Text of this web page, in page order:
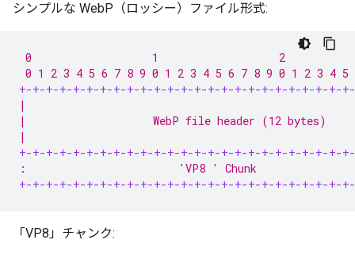
シンプルな WebP（ロッシー）ファイル形式:
0                   1                   2
0 1 2 3 4 5 6 7 8 9 0 1 2 3 4 5 6 7 8 9 0 1 2 3 4 5
+-+-+-+-+-+-+-+-+-+-+-+-+-+-+-+-+-+-+-+-+-+-+-+-
|
|                    WebP file header (12 bytes)
|
+-+-+-+-+-+-+-+-+-+-+-+-+-+-+-+-+-+-+-+-+-+-+-+-
:                        'VP8 ' Chunk
+-+-+-+-+-+-+-+-+-+-+-+-+-+-+-+-+-+-+-+-+-+-+-+-
「VP8」チャンク: